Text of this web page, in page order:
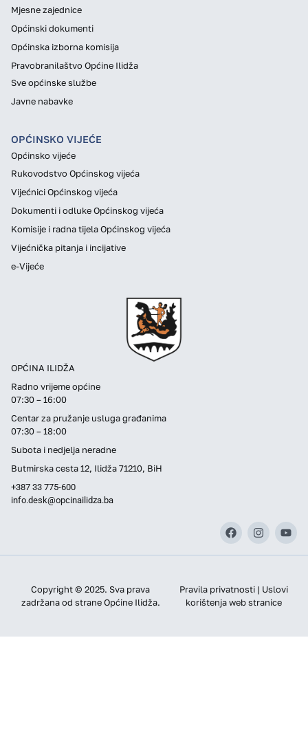
OPĆINA ILIDŽA
Radno vrijeme općine
07:30 – 16:00
Centar za pružanje usluga građanima
07:30 – 18:00
Subota i nedjelja neradne
Butmirska cesta 12, Ilidža 71210, BiH
+387 33 775-600
info.desk@opcinailidza.ba
Mjesne zajednice
Općinski dokumenti
Općinska izborna komisija
Pravobranilaštvo Općine Ilidža
Sve općinske službe
Javne nabavke
OPĆINSKO VIJEĆE
Općinsko vijeće
Rukovodstvo Općinskog vijeća
Vijećnici Općinskog vijeća
Dokumenti i odluke Općinskog vijeća
Komisije i radna tijela Općinskog vijeća
Vijećnička pitanja i incijative
e-Vijeće
Copyright © 2025. Sva prava
zadržana od strane Općine Ilidža.
Pravila privatnosti | Uslovi
korištenja web stranice